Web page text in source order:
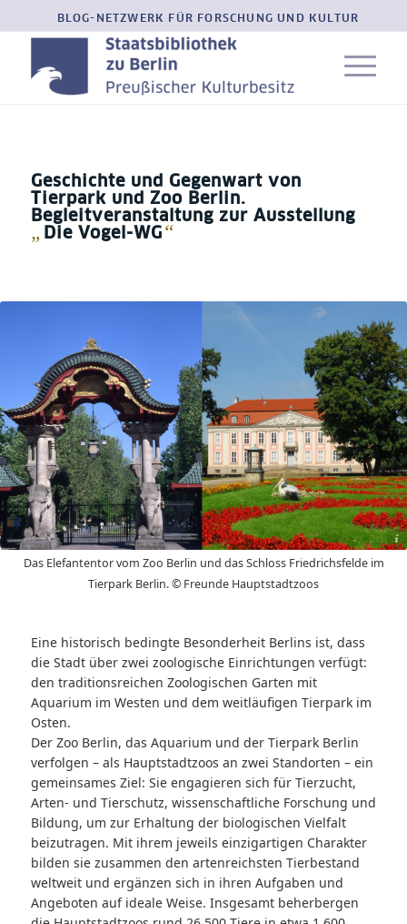
BLOG-NETZWERK FÜR FORSCHUNG UND KULTUR
Geschichte und Gegenwart von
Tierpark und Zoo Berlin.
Begleitveranstaltung zur Ausstellung
„ Die Vogel-WG “
Freunde Hauptstadt Zoos
Das Elefantentor vom Zoo Berlin und das Schloss Friedrichsfelde im
Tierpark Berlin. © Freunde Hauptstadtzoos
Eine historisch bedingte Besonderheit Berlins ist, dass
die Stadt über zwei zoologische Einrichtungen verfügt:
den traditionsreichen Zoologischen Garten mit
Aquarium im Westen und dem weitläufigen Tierpark im
Osten.
Der Zoo Berlin, das Aquarium und der Tierpark Berlin
verfolgen – als Hauptstadtzoos an zwei Standorten – ein
gemeinsames Ziel: Sie engagieren sich für Tierzucht,
Arten- und Tierschutz, wissenschaftliche Forschung und
Bildung, um zur Erhaltung der biologischen Vielfalt
beizutragen. Mit ihrem jeweils einzigartigen Charakter
bilden sie zusammen den artenreichsten Tierbestand
weltweit und ergänzen sich in ihren Aufgaben und
Angeboten auf ideale Weise. Insgesamt beherbergen